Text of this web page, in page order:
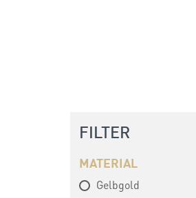
FILTER
MATERIAL
Gelbgold